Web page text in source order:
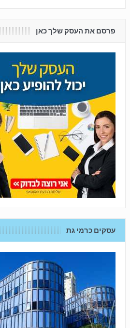
פרסם את העסק שלך כאן
עסקים כרמי גת